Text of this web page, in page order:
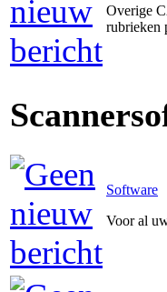
Overige
rubrieken
Software
Voor al